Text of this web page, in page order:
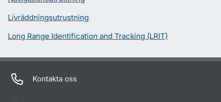
Livräddningsutrustning
Long Range Identification and Tracking (LRIT)
Kontakta oss